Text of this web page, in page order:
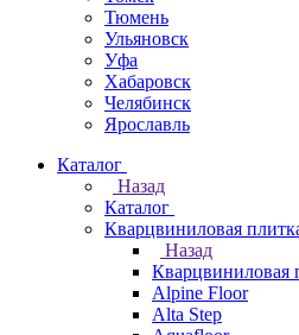
Тюмень
Ульяновск
Уфа
Хабаровск
Челябинск
Ярославль
Каталог
Назад
Каталог
Кварцвиниловая
Назад
Кварцвиниловая
Alpine Floor
Alta Step